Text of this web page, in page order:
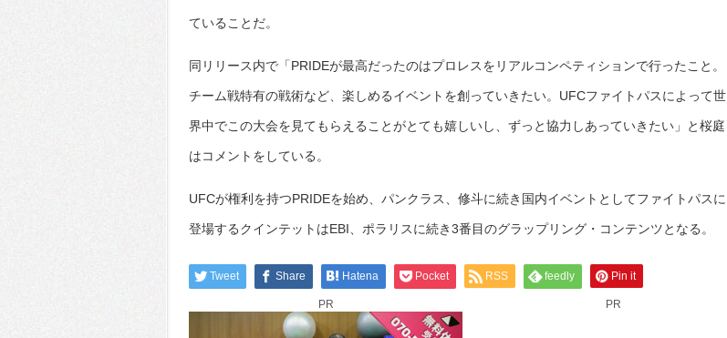
ていることだ。
同リリース内で「PRIDEが最高だったのはプロレスをリアルコンペティションで行ったこと。
チーム戦特有の戦術など、楽しめるイベントを創っていきたい。UFCファイトパスによって世
界中でこの大会を見てもらえることがとても嬉しいし、ずっと協力しあっていきたい」と桜庭
はコメントをしている。
UFCが権利を持つPRIDEを始め、パンクラス、修斗に続き国内イベントとしてファイトパスに
登場するクインテットはEBI、ポラリスに続き3番目のグラップリング・コンテンツとなる。
Tweet Share Hatena Pocket RSS feedly Pin it
PR PR